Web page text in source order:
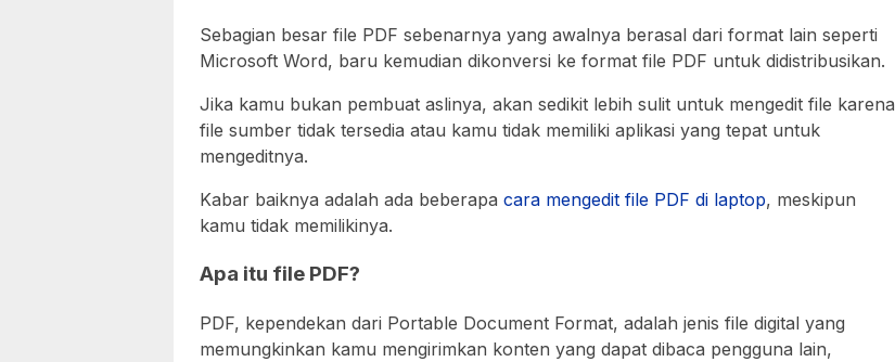
Sebagian besar file PDF sebenarnya yang awalnya berasal dari format lain seperti
Microsoft Word, baru kemudian dikonversi ke format file PDF untuk didistribusikan.
Jika kamu bukan pembuat aslinya, akan sedikit lebih sulit untuk mengedit file karena
file sumber tidak tersedia atau kamu tidak memiliki aplikasi yang tepat untuk
mengeditnya.
Kabar baiknya adalah ada beberapa cara mengedit file PDF di laptop, meskipun
kamu tidak memilikinya.
Apa itu file PDF?
PDF, kependekan dari Portable Document Format, adalah jenis file digital yang
memungkinkan kamu mengirimkan konten yang dapat dibaca pengguna lain,